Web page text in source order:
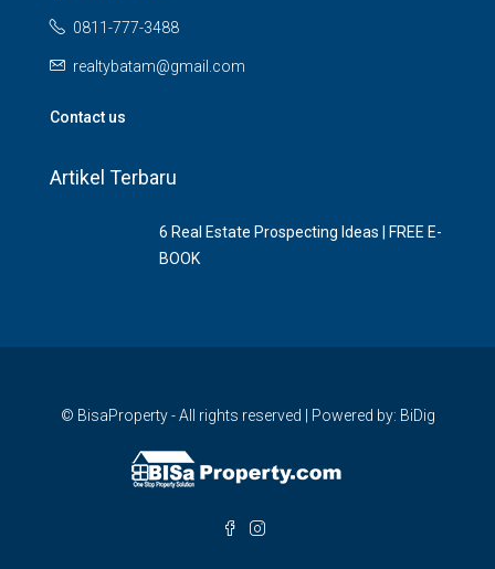
0811-777-3488
realtybatam@gmail.com
Contact us
Artikel Terbaru
6 Rеаl Eѕtаtе Prоѕресtіng Idеаѕ | FREE E-
BOOK
© BisaProperty - All rights reserved | Powered by: BiDig